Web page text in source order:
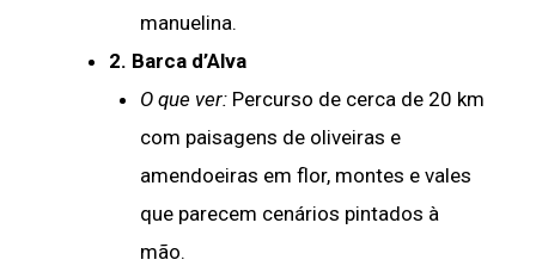
manuelina.
2. Barca d’Alva
O que ver:Percurso de cerca de 20 km
com paisagens de oliveiras e
amendoeiras em flor, montes e vales
que parecem cenários pintados à
mão.